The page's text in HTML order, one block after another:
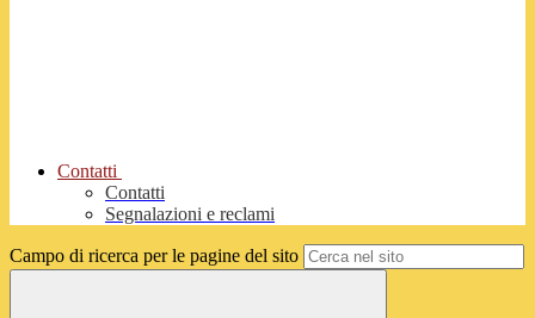
Contatti
Contatti
Segnalazioni e reclami
Campo di ricerca per le pagine del sito